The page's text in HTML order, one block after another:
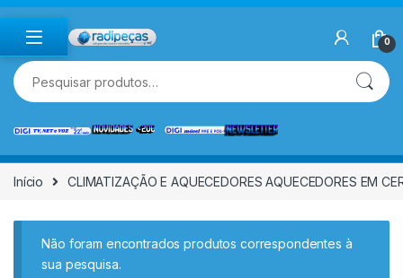
Skip to navigation
Skip to content
0
Pesquisar por:
Início CLIMATIZAÇÃO E AQUECEDORES AQUECEDORES EM
Não foram encontrados produtos correspondentes à
sua pesquisa.